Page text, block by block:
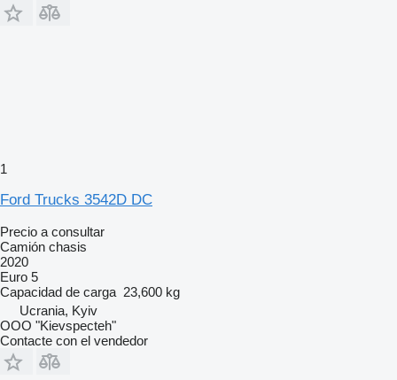
1
Ford Trucks 3542D DC
Precio a consultar
Camión chasis
2020
Euro 5
Capacidad de carga 23,600 kg
Ucrania, Kyiv
OOO "Kievspecteh"
Contacte con el vendedor